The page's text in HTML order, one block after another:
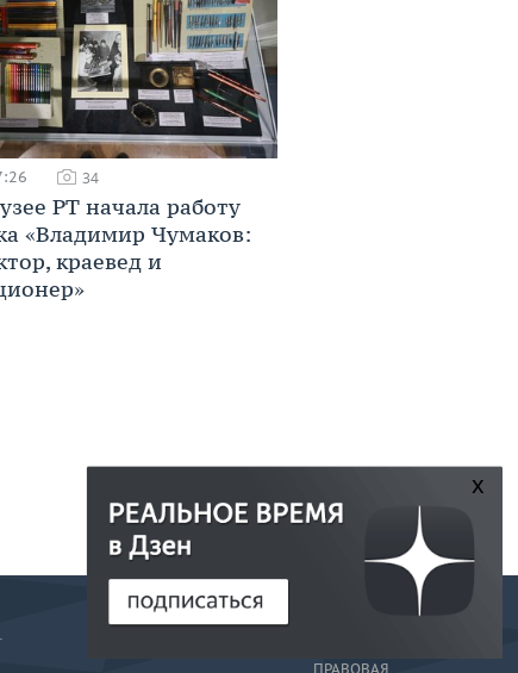
34
РТ начала работу
«Владимир Чумаков:
краевед и
ПРАВОВАЯ
x